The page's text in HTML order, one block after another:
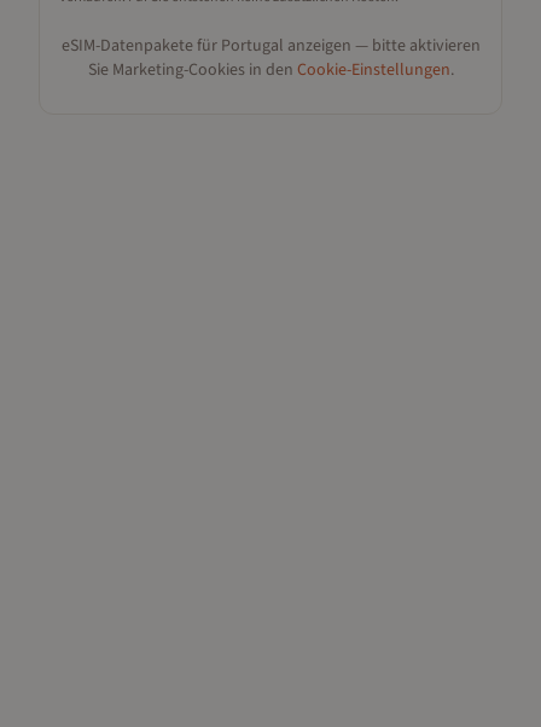
eSIM-Datenpakete für Portugal anzeigen — bitte aktivieren
Sie Marketing-Cookies in den Cookie-Einstellungen.